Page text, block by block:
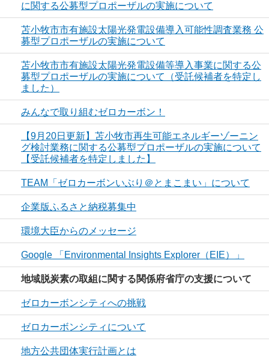
に関する公募型プロポーザルの実施について
苫小牧市市有施設太陽光発電設備導入可能性調査業務 公
募型プロポーザルの実施について
苫小牧市市有施設太陽光発電設備等導入事業に関する公
募型プロポーザルの実施について（受託候補者を特定し
ました）
みんなで取り組むゼロカーボン！
【9月20日更新】苫小牧市再生可能エネルギーゾーニン
グ検討業務に関する公募型プロポーザルの実施について
【受託候補者を特定しました】
TEAM「ゼロカーボンいぶり＠とまこまい」について
企業版ふるさと納税募集中
環境大臣からのメッセージ
Google 「Environmental Insights Explorer（EIE）」
地域脱炭素の取組に関する関係府省庁の支援について
ゼロカーボンシティへの挑戦
ゼロカーボンシティについて
地方公共団体実行計画とは